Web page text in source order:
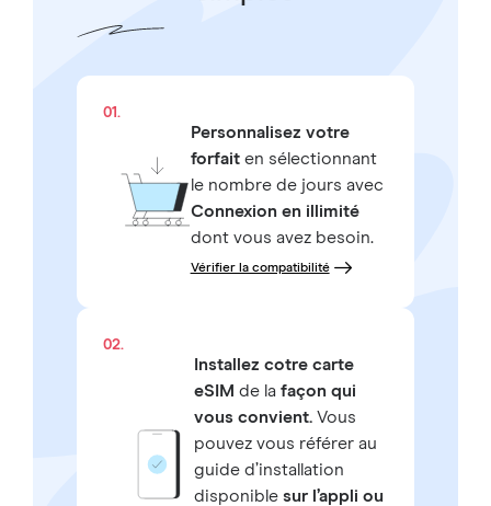
01.
Personnalisez votre
forfaiten sélectionnant
le nombre de jours avec
Connexion en illimité
dont vous avez besoin.
Vérifier la compatibilité
02.
Installez cotre carte
eSIM de la façon qui
vous convient.Vous
pouvez vous référer au
guide d’installation
disponible sur l’appli ou